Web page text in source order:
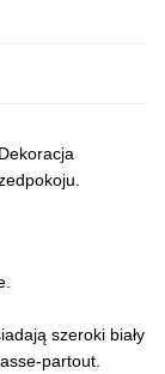
szeroki biały
partout.